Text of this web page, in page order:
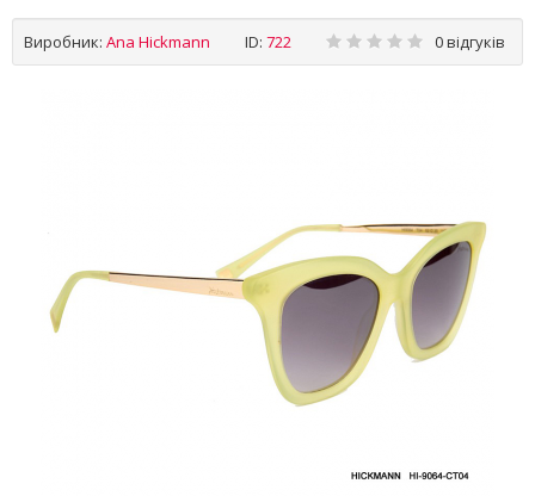
Виробник: Ana Hickmann ID: 722 0 відгуків